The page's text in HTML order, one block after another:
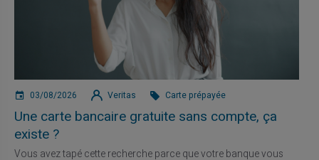
03/08/2026 Veritas Carte prépayée
Une carte bancaire gratuite sans compte, ça
existe ?
Vous avez tapé cette recherche parce que votre banque vous